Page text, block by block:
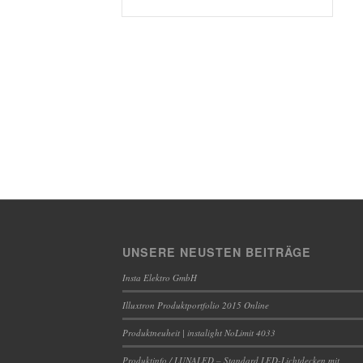
UNSERE NEUSTEN BEITRÄGE
Insta Elektro GmbH
Illuxtron Produktportfolio 2015 Online
Produktneuheit | instalight NoLimit 4033
Produktinfo / LUNALED – Standard LED-Lichtdecken mit